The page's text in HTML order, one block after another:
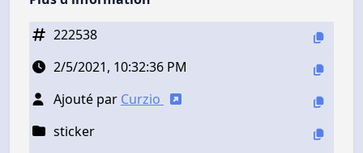
222538
2/5/2021, 10:32:36 PM
Ajouté par Curzio
sticker